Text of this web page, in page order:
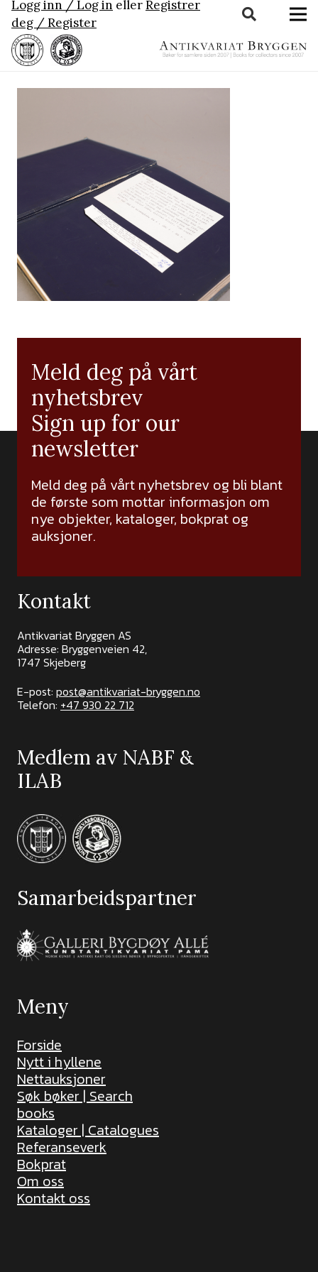
Logg inn / Log in ellerRegistrer
deg / Register
Meld deg på vårt
nyhetsbrev
Sign up for our
newsletter
Meld deg på vårt nyhetsbrev og bli blant
de første som mottar informasjon om
nye objekter, kataloger, bokprat og
auksjoner.
Kontakt
Antikvariat Bryggen AS
Adresse: Bryggenveien 42,
1747 Skjeberg
E-post: post@antikvariat-bryggen.no
Telefon: +47 930 22 712
Medlem av NABF &
ILAB
Samarbeidspartner
Meny
Forside
Nytt i hyllene
Nettauksjoner
Søk bøker | Search
books
Kataloger | Catalogues
Referanseverk
Bokprat
Om oss
Kontakt oss